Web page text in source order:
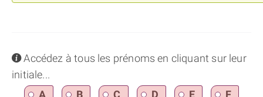
infoAccédez à tous les prénoms en cliquant sur leur
initiale...
A
B C D E
F